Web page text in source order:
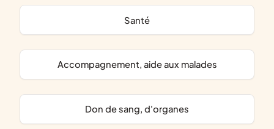
santé
accompagnement, aide aux malades
don de sang, d'organes